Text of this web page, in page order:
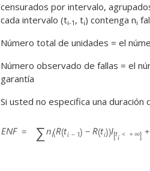
censurados por intervalo,
cada intervalo (ti-1 , ti) contenga ni
Número total de unidades = el
Número observado de fallas = el
garantía
Si usted no especifica una